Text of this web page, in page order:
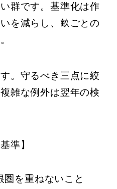
群です。基準化は作
を減らし、畝ごとの
。守るべき三点に絞
雑な例外は翌年の検
準】
を重ねないこと